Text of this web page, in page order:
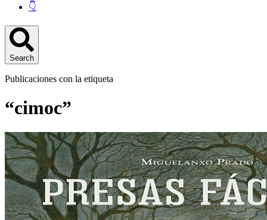
👇
Search
Publicaciones con la etiqueta
“cimoc”